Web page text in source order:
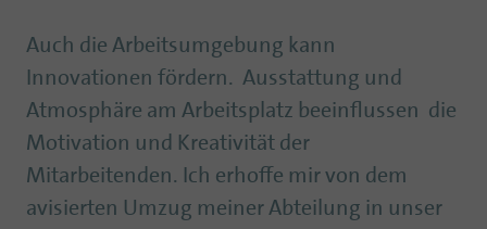
Auch die Arbeitsumgebung kann
Innovationen fördern. Ausstattung und
Atmosphäre am Arbeitsplatz beeinflussen die
Motivation und Kreativität der
Mitarbeitenden. Ich erhoffe mir von dem
avisierten Umzug meiner Abteilung in unser